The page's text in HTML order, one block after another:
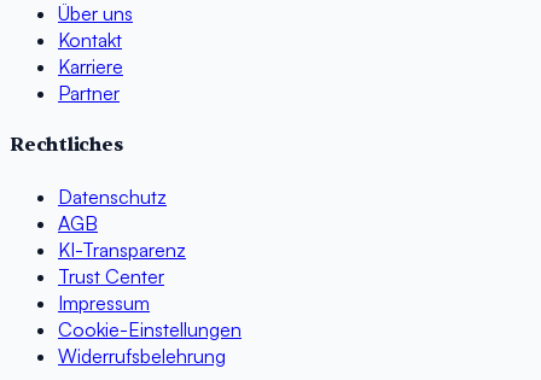
Über uns
Kontakt
Karriere
Partner
Rechtliches
Datenschutz
AGB
KI-Transparenz
Trust Center
Impressum
Cookie-Einstellungen
Widerrufsbelehrung